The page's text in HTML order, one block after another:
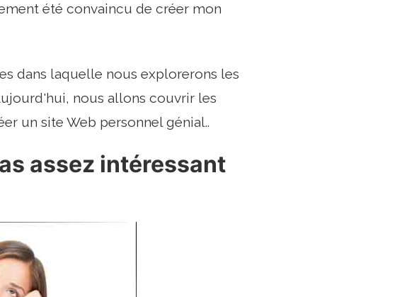
été convaincu de créer mon
dans laquelle nous explorerons les
nous allons couvrir les
un site Web personnel génial..
assez intéressant